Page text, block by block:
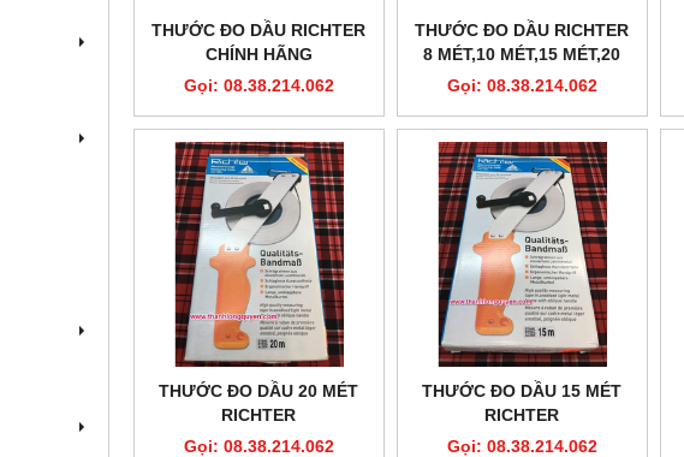
THƯỚC ĐO DẦU RICHTER
CHÍNH HÃNG
Gọi: 08.38.214.062
THƯỚC ĐO DẦU RICHTER
8 MÉT,10 MÉT,15 MÉT,20
MÉT,30 MÉT.
Gọi: 08.38.214.062
THƯỚC ĐO DẦU 20 MÉT
RICHTER
Gọi: 08.38.214.062
THƯỚC ĐO DẦU 15 MÉT
RICHTER
Gọi: 08.38.214.062